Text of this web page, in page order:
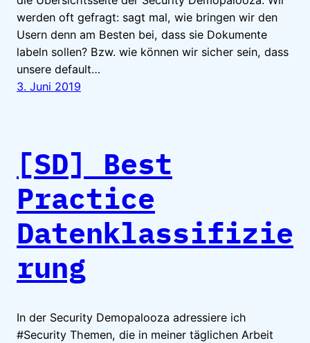
werden oft gefragt: sagt mal, wie bringen wir den
Usern denn am Besten bei, dass sie Dokumente
labeln sollen? Bzw. wie können wir sicher sein, dass
unsere default…
3. Juni 2019
[SD] Best
Practice
Datenklassifizie
rung
In der Security Demopalooza adressiere ich
#Security Themen, die in meiner täglichen Arbeit